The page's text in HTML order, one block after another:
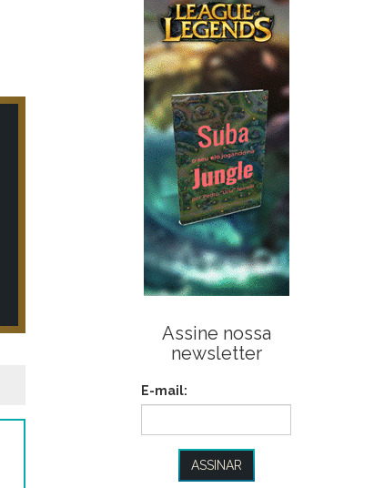
Assine nossa
newsletter
E-mail: